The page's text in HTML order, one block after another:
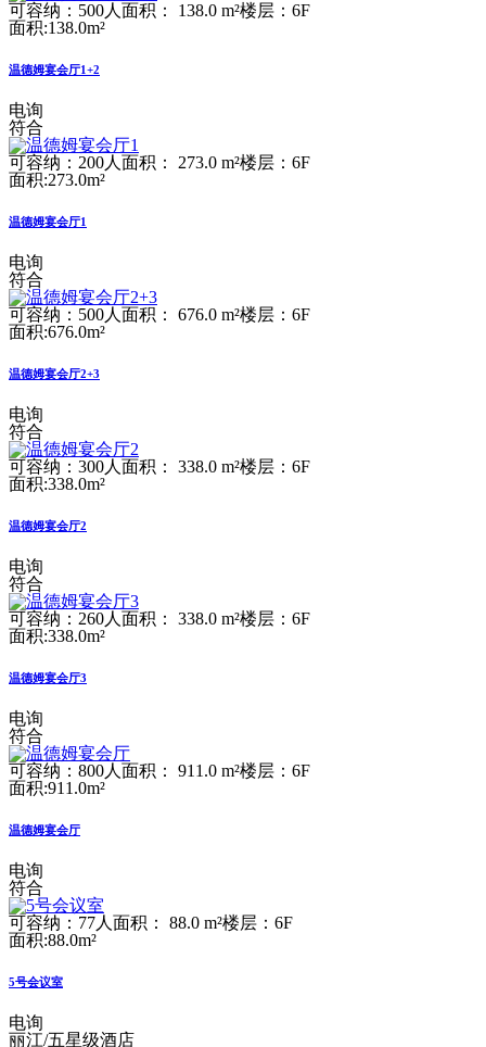
可容纳：500人 面积： 138.0 m²楼层：6F
面积:138.0m²
温德姆宴会厅1+2
电询
符合
可容纳：200人 面积： 273.0 m²楼层：6F
面积:273.0m²
温德姆宴会厅1
电询
符合
可容纳：500人 面积： 676.0 m²楼层：6F
面积:676.0m²
温德姆宴会厅2+3
电询
符合
可容纳：300人 面积： 338.0 m²楼层：6F
面积:338.0m²
温德姆宴会厅2
电询
符合
可容纳：260人 面积： 338.0 m²楼层：6F
面积:338.0m²
温德姆宴会厅3
电询
符合
可容纳：800人 面积： 911.0 m²楼层：6F
面积:911.0m²
温德姆宴会厅
电询
符合
可容纳：77人 面积： 88.0 m²楼层：6F
面积:88.0m²
5号会议室
电询
丽江/五星级酒店